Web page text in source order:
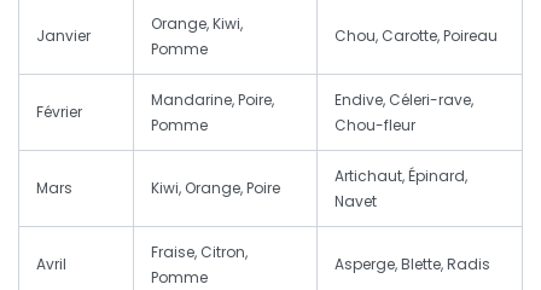
Janvier
Orange, Kiwi,
Pomme
Chou, Carotte, Poireau
Février
Mandarine, Poire,
Pomme
Endive, Céleri-rave,
Chou-fleur
Mars Kiwi, Orange, Poire
Artichaut, Épinard,
Navet
Avril
Fraise, Citron,
Pomme
Asperge, Blette, Radis